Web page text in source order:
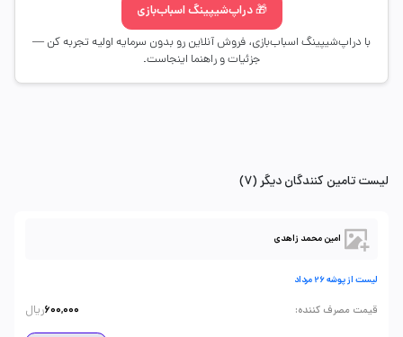
🎁 دراپ‌شیپینگ اسباب‌بازی
با دراپ‌شیپینگ اسباب‌بازی، فروش آنلاین رو بدون سرمایه اولیه تجربه کن —
جزئیات و راهنما اینجاست.
لیست تامین کنندگان دیگر (7)
امین محمد زاهدی
لیست از پوشه 26 مرداد
قیمت مصرف کننده:
600,000ریال